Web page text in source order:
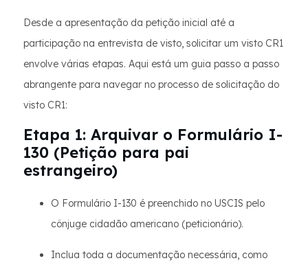
Desde a apresentação da petição inicial até a
participação na entrevista de visto, solicitar um visto CR1
envolve várias etapas. Aqui está um guia passo a passo
abrangente para navegar no processo de solicitação do
visto CR1:
Etapa 1: Arquivar o Formulário I-
130 (Petição para pai
estrangeiro)
O Formulário I-130 é preenchido no USCIS pelo
cônjuge cidadão americano (peticionário).
Inclua toda a documentação necessária, como